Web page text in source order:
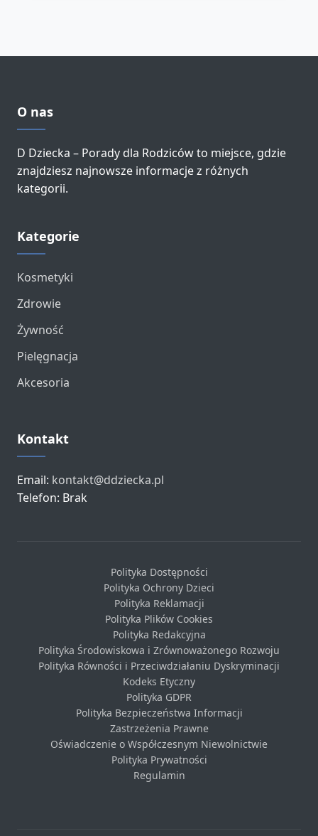
O nas
D Dziecka – Porady dla Rodziców to miejsce, gdzie
znajdziesz najnowsze informacje z różnych
kategorii.
Kategorie
Kosmetyki
Zdrowie
Żywność
Pielęgnacja
Akcesoria
Kontakt
Email: kontakt@ddziecka.pl
Telefon: Brak
Polityka Dostępności
Polityka Ochrony Dzieci
Polityka Reklamacji
Polityka Plików Cookies
Polityka Redakcyjna
Polityka Środowiskowa i Zrównoważonego Rozwoju
Polityka Równości i Przeciwdziałaniu Dyskryminacji
Kodeks Etyczny
Polityka GDPR
Polityka Bezpieczeństwa Informacji
Zastrzeżenia Prawne
Oświadczenie o Współczesnym Niewolnictwie
Polityka Prywatności
Regulamin